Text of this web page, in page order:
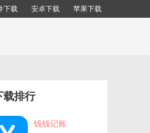
下载 安卓下载 苹果下载
载排行
钱钱记账